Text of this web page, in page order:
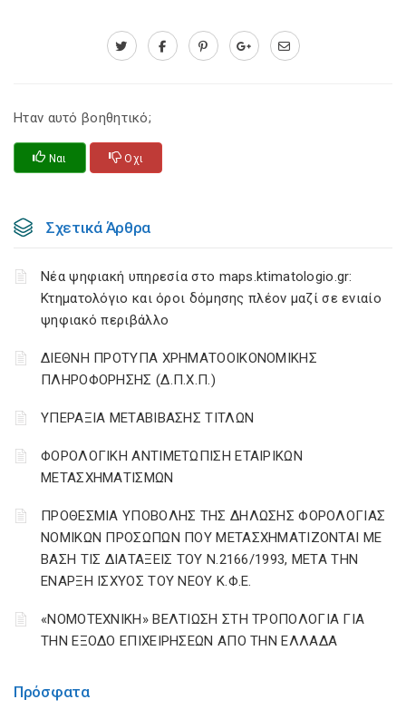
Πρόσφατα
Ηταν αυτό βοηθητικό;
Ναι Οχι
Σχετικά Άρθρα
Νέα ψηφιακή υπηρεσία στο maps.ktimatologio.gr:
Κτηματολόγιο και όροι δόμησης πλέον μαζί σε ενιαίο
ψηφιακό περιβάλλο
ΔΙΕΘΝΗ ΠΡΟΤΥΠΑ ΧΡΗΜΑΤΟΟΙΚΟΝΟΜΙΚΗΣ
ΠΛΗΡΟΦΟΡΗΣΗΣ (Δ.Π.Χ.Π.)
ΥΠΕΡΑΞΙΑ ΜΕΤΑΒΙΒΑΣΗΣ ΤΙΤΛΩΝ
ΦΟΡΟΛΟΓΙΚΗ ΑΝΤΙΜΕΤΩΠΙΣΗ ΕΤΑΙΡΙΚΩΝ
ΜΕΤΑΣΧΗΜΑΤΙΣΜΩΝ
ΠΡΟΘΕΣΜΙΑ ΥΠΟΒΟΛΗΣ ΤΗΣ ΔΗΛΩΣΗΣ ΦΟΡΟΛΟΓΙΑΣ
ΝΟΜΙΚΩΝ ΠΡΟΣΩΠΩΝ ΠΟΥ ΜΕΤΑΣΧΗΜΑΤΙΖΟΝΤΑΙ ΜΕ
ΒΑΣΗ ΤΙΣ ΔΙΑΤΑΞΕΙΣ ΤΟΥ Ν.2166/1993, ΜΕΤΑ ΤΗΝ
ΕΝΑΡΞΗ ΙΣΧΥΟΣ ΤΟΥ ΝΕΟΥ Κ.Φ.Ε.
«ΝΟΜΟΤΕΧΝΙΚΗ» ΒΕΛΤΙΩΣΗ ΣΤΗ ΤΡΟΠΟΛΟΓΙΑ ΓΙΑ
ΤΗΝ ΕΞΟΔΟ ΕΠΙΧΕΙΡΗΣΕΩΝ ΑΠΟ ΤΗΝ ΕΛΛΑΔΑ